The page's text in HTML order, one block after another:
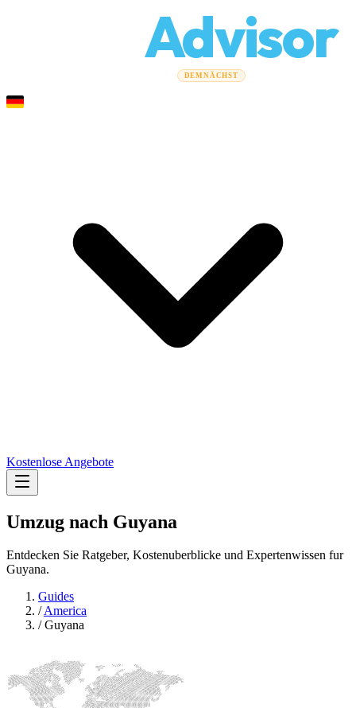
Advisor
DEMNÄCHST
Kostenlose Angebote
Umzug nach Guyana
Entdecken Sie Ratgeber, Kostenuberblicke und Expertenwissen fur
Guyana.
Guides
/America
/Guyana